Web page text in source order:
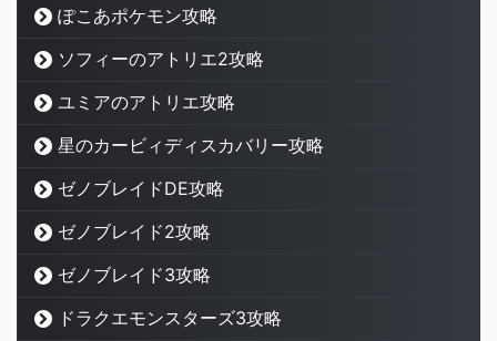
ぽこあポケモン攻略
ソフィーのアトリエ2攻略
ユミアのアトリエ攻略
星のカービィディスカバリー攻略
ゼノブレイドDE攻略
ゼノブレイド2攻略
ゼノブレイド3攻略
ドラクエモンスターズ3攻略